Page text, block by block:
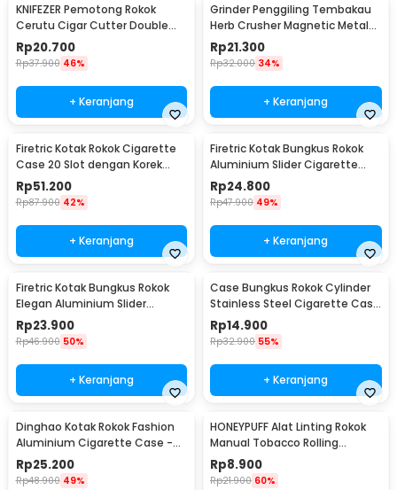
KNIFEZER Pemotong Rokok
Cerutu Cigar Cutter Double
Blade - EC-50A
Rp20.700
Rp37.900 46%
+ Keranjang
Grinder Penggiling Tembakau
Herb Crusher Magnetic Metal
Mesh 4 Layer - LST-23
Rp21.300
Rp32.000 34%
+ Keranjang
Firetric Kotak Rokok Cigarette
Case 20 Slot dengan Korek
Elektrik - JD-YH073
Rp51.200
Rp87.900 42%
+ Keranjang
Firetric Kotak Bungkus Rokok
Aluminium Slider Cigarette
Case 20 Rokok - JD-EH007
Rp24.800
Rp47.900 49%
+ Keranjang
Firetric Kotak Bungkus Rokok
Elegan Aluminium Slider
Cigarette Case - JD-EH960
Rp23.900
Rp46.900 50%
+ Keranjang
Case Bungkus Rokok Cylinder
Stainless Steel Cigarette Case
- LC25
Rp14.900
Rp32.900 55%
+ Keranjang
Dinghao Kotak Rokok Fashion
Aluminium Cigarette Case -
DH-7710
Rp25.200
Rp48.900 49%
HONEYPUFF Alat Linting Rokok
Manual Tobacco Rolling
Machine 10 x 70mm - TN900
Rp8.900
Rp21.900 60%